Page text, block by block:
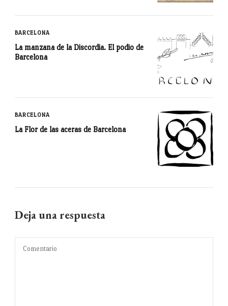
BARCELONA
La manzana de la Discordia. El podio de
Barcelona
BARCELONA
La Flor de las aceras de Barcelona
Deja una respuesta